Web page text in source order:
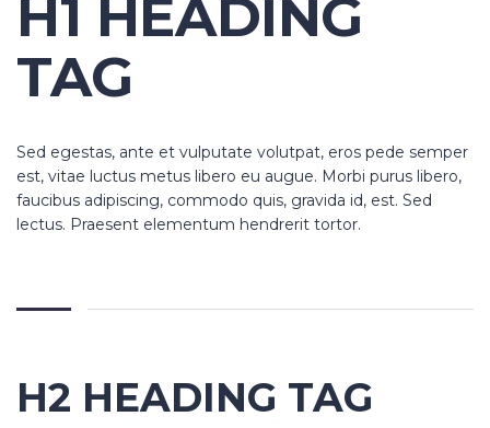
H1 HEADING
TAG
Sed egestas, ante et vulputate volutpat, eros pede semper
est, vitae luctus metus libero eu augue. Morbi purus libero,
faucibus adipiscing, commodo quis, gravida id, est. Sed
lectus. Praesent elementum hendrerit tortor.
H2 HEADING TAG